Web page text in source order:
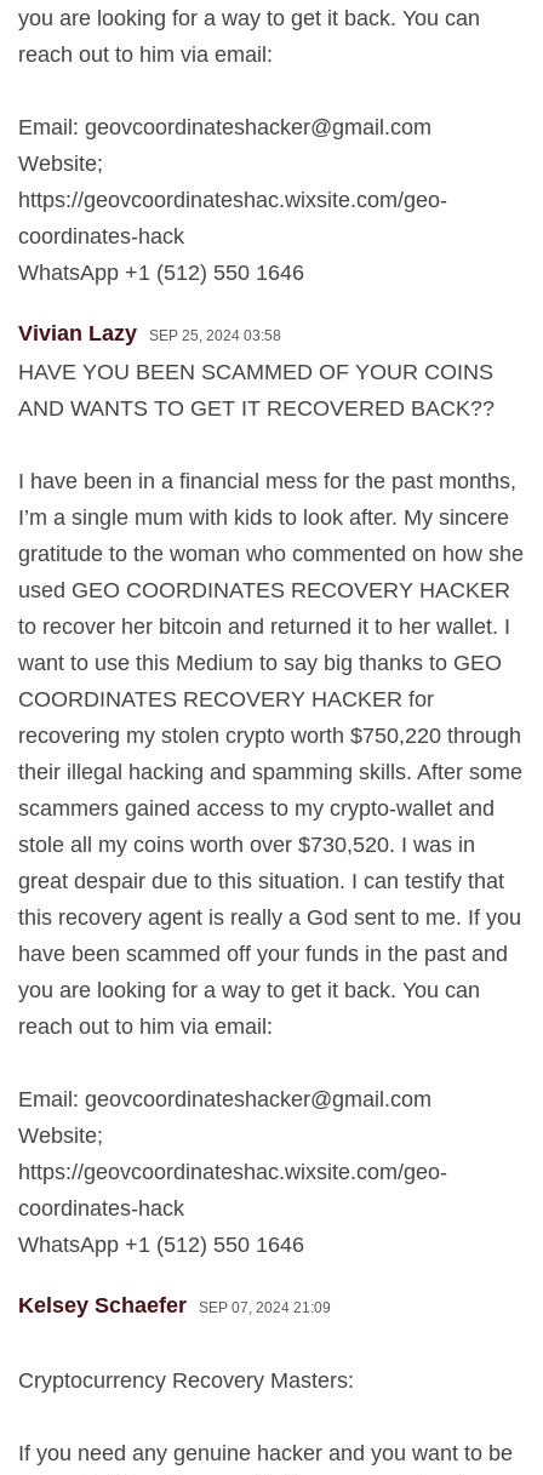
you are looking for a way to get it back. You can
reach out to him via email:
Email: geovcoordinateshacker@gmail.com
Website;
https://geovcoordinateshac.wixsite.com/geo-
coordinates-hack
WhatsApp +1 (512) 550 1646
Vivian Lazy SEP 25, 2024 03:58
HAVE YOU BEEN SCAMMED OF YOUR COINS
AND WANTS TO GET IT RECOVERED BACK??
I have been in a financial mess for the past months,
I’m a single mum with kids to look after. My sincere
gratitude to the woman who commented on how she
used GEO COORDINATES RECOVERY HACKER
to recover her bitcoin and returned it to her wallet. I
want to use this Medium to say big thanks to GEO
COORDINATES RECOVERY HACKER for
recovering my stolen crypto worth $750,220 through
their illegal hacking and spamming skills. After some
scammers gained access to my crypto-wallet and
stole all my coins worth over $730,520. I was in
great despair due to this situation. I can testify that
this recovery agent is really a God sent to me. If you
have been scammed off your funds in the past and
you are looking for a way to get it back. You can
reach out to him via email:
Email: geovcoordinateshacker@gmail.com
Website;
https://geovcoordinateshac.wixsite.com/geo-
coordinates-hack
WhatsApp +1 (512) 550 1646
Kelsey Schaefer SEP 07, 2024 21:09
Cryptocurrency Recovery Masters:
If you need any genuine hacker and you want to be